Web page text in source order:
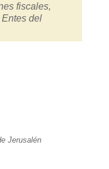
fiscales,
del
Jerusalén